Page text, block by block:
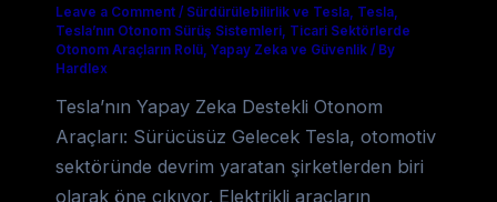
Leave a Comment / Sürdürülebilirlik ve Tesla, Tesla,
Tesla’nın Otonom Sürüş Sistemleri, Ticari Sektörlerde
Otonom Araçların Rolü, Yapay Zeka ve Güvenlik/ By
Hardlex
Tesla’nın Yapay Zeka Destekli Otonom
Araçları: Sürücüsüz Gelecek Tesla, otomotiv
sektöründe devrim yaratan şirketlerden biri
olarak öne çıkıyor. Elektrikli araçların